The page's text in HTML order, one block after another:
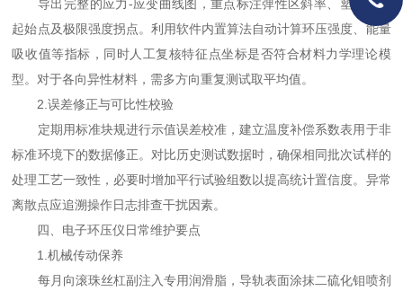
导出完整的应力-应变曲线图，重点标注弹性区斜率、塑性变形
起始点及极限强度拐点。利用软件内置算法自动计算环压强度、能量
吸收值等指标，同时人工复核特征点坐标是否符合材料力学理论模
型。对于各向异性材料，需多方向重复测试取平均值。
2.误差修正与可比性校验
定期用标准块规进行示值误差校准，建立温度补偿系数表用于非
标准环境下的数据修正。对比历史测试数据时，确保相同批次试样的
处理工艺一致性，必要时增加平行试验组数以提高统计置信度。异常
离散点应追溯操作日志排查干扰因素。
四、电子环压仪日常维护要点
1.机械传动保养
每月向滚珠丝杠副注入专用润滑脂，导轨表面涂抹二硫化钼喷剂